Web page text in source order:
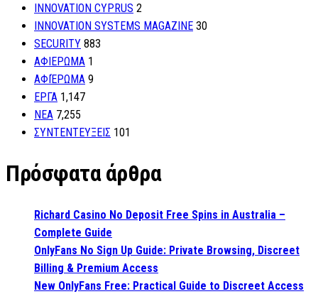
INNOVATION CYPRUS 2
INNOVATION SYSTEMS MAGAZINE 30
SECURITY 883
ΑΦΙΕΡΩΜΑ 1
ΑΦΙΈΡΩΜΑ 9
ΕΡΓΑ 1,147
ΝΕΑ 7,255
ΣΥΝΤΕΝΤΕΥΞΕΙΣ 101
Πρόσφατα άρθρα
Richard Casino No Deposit Free Spins in Australia –
Complete Guide
OnlyFans No Sign Up Guide: Private Browsing, Discreet
Billing & Premium Access
New OnlyFans Free: Practical Guide to Discreet Access